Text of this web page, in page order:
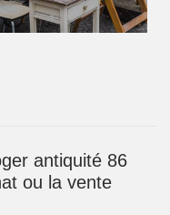
antiquité 86
ou la vente